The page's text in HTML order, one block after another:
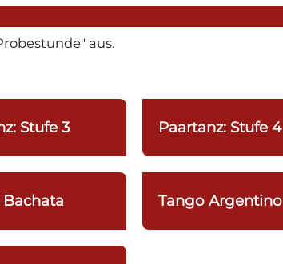
aus.
Stufe 3 Paartanz: Stufe 4
Bachata Tango Argentino